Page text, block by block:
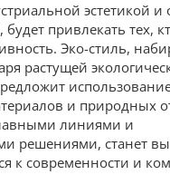
эстетикой
будет привлекать тех,
Эко-стиль,
растущей
и природных
линиями и
решениями, станет
к современности и